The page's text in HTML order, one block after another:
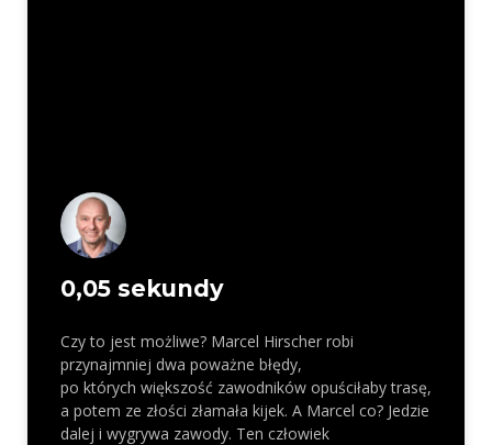
0,05 sekundy
Czy to jest możliwe? Marcel Hirscher robi
przynajmniej dwa poważne błędy,
po których większość zawodników opuściłaby trasę,
a potem ze złości złamała kijek. A Marcel co? Jedzie
dalej i wygrywa zawody. Ten człowiek